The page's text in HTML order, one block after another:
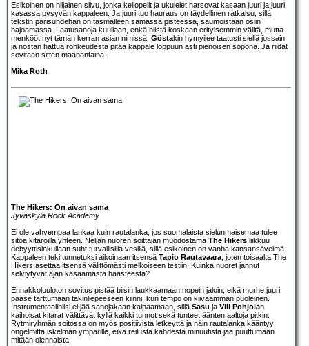
Esikoinen on hiljainen siivu, jonka kellopelit ja ukulelet harsovat kasaan juuri ja juuri
kasassa pysyvän kappaleen. Ja juuri tuo hauraus on täydellinen ratkaisu, sillä
tekstin parisuhdehan on täsmälleen samassa pisteessä, saumoistaan osiin
hajoamassa. Laatusanoja kuullaan, enkä niistä koskaan erityisemmin välitä, mutta
menkööt nyt tämän kerran asian nimissä. Göstakin hymyilee taatusti siellä jossain
ja nostan hattua rohkeudesta pitää kappale loppuun asti pienoisen söpönä. Ja riidat
sovitaan sitten maanantaina.
Mika Roth
The Hikers: On aivan sama
Jyväskylä Rock Academy
Ei ole vahvempaa lankaa kuin rautalanka, jos suomalaista sielunmaisemaa tulee
sitoa kitaroilla yhteen. Neljän nuoren soittajan muodostama The Hikers liikkuu
debyyttisinkullaan suht turvallisilla vesillä, sillä esikoinen on vanha kansansävelmä.
Kappaleen teki tunnetuksi aikoinaan itsensä Tapio Rautavaara , joten toisaalta The
Hikers asettaa itsensä välittömästi melkoiseen testiin. Kuinka nuoret jannut
selviytyvät ajan kasaamasta haasteesta?
Ennakkoluuloton sovitus pistää biisin laukkaamaan nopein jaloin, eikä murhe juuri
pääse tarttumaan takinliepeeseen kiinni, kun tempo on kiivaamman puoleinen.
Instrumentaalibiisi ei jää sanojakaan kaipaamaan, sillä Sasu ja Vili Pohjolan
kaihoisat kitarat välittävät kyllä kaikki tunnot sekä tunteet äänten aaltoja pitkin.
Rytmiryhmän soitossa on myös positiivista letkeyttä ja näin rautalanka kääntyy
ongelmitta iskelmän ympärille, eikä reilusta kahdesta minuutista jää puuttumaan
mitään olennaista.